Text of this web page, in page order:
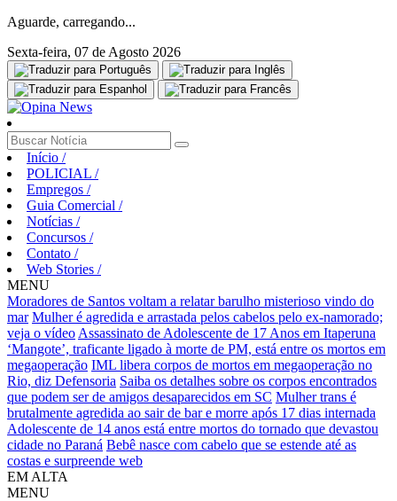
Aguarde, carregando...
Sexta-feira, 07 de Agosto 2026
Início /
POLICIAL /
Empregos /
Guia Comercial /
Notícias /
Concursos /
Contato /
Web Stories /
MENU
Moradores de Santos voltam a relatar barulho misterioso vindo do
mar Mulher é agredida e arrastada pelos cabelos pelo ex-namorado;
veja o vídeo Assassinato de Adolescente de 17 Anos em Itaperuna
‘Mangote’, traficante ligado à morte de PM, está entre os mortos em
megaoperação IML libera corpos de mortos em megaoperação no
Rio, diz Defensoria Saiba os detalhes sobre os corpos encontrados
que podem ser de amigos desaparecidos em SC Mulher trans é
brutalmente agredida ao sair de bar e morre após 17 dias internada
Adolescente de 14 anos está entre mortos do tornado que devastou
cidade no Paraná Bebê nasce com cabelo que se estende até as
costas e surpreende web
EM ALTA
MENU